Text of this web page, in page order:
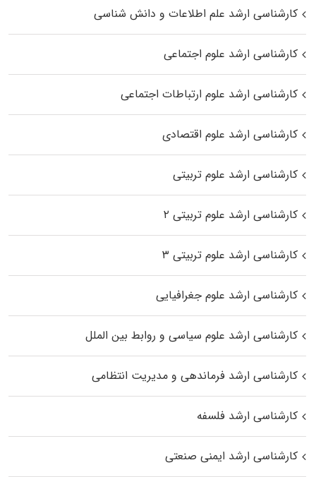
کارشناسی ارشد علم اطلاعات و دانش شناسی
کارشناسی ارشد علوم اجتماعی
کارشناسی ارشد علوم ارتباطات اجتماعی
کارشناسی ارشد علوم اقتصادی
کارشناسی ارشد علوم تربیتی
کارشناسی ارشد علوم تربیتی ۲
کارشناسی ارشد علوم تربیتی ۳
کارشناسی ارشد علوم جغرافیایی
کارشناسی ارشد علوم سیاسی و روابط بین الملل
کارشناسی ارشد فرماندهی و مدیریت انتظامی
کارشناسی ارشد فلسفه
کارشناسی ارشد ایمنی صنعتی